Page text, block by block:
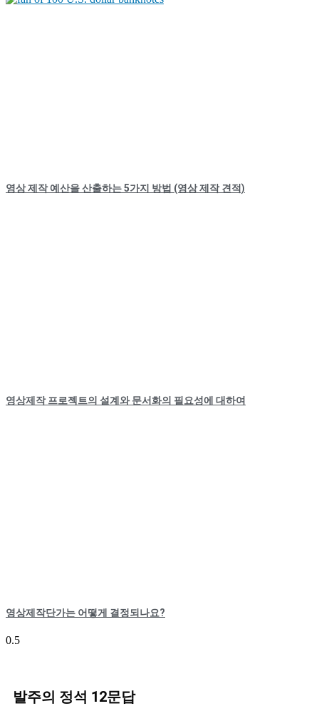
영상 제작 예산을 산출하는 5가지 방법 (영상 제작 견적)
영상제작 프로젝트의 설계와 문서화의 필요성에 대하여
영상제작단가는 어떻게 결정되나요?
발주의 정석 12문답